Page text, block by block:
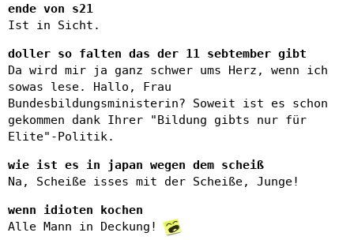
ende von s21
Ist in Sicht.
doller so falten das der 11 sebtember gibt
Da wird mir ja ganz schwer ums Herz, wenn ich
sowas lese. Hallo, Frau
Bundesbildungsministerin? Soweit ist es schon
gekommen dank Ihrer "Bildung gibts nur für
Elite"-Politik.
wie ist es in japan wegen dem scheiß
Na, Scheiße isses mit der Scheiße, Junge!
wenn idioten kochen
Alle Mann in Deckung!